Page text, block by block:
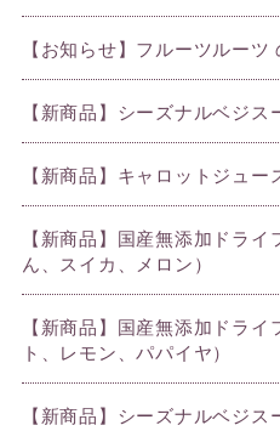
【お知らせ】フルーツルーツ
【新商品】シーズナルベジス
【新商品】キャロットジュー
【新商品】国産無添加ドラ
ん、スイカ、メロン）
【新商品】国産無添加ドラ
ト、レモン、パパイヤ）
【新商品】シーズナルベジス